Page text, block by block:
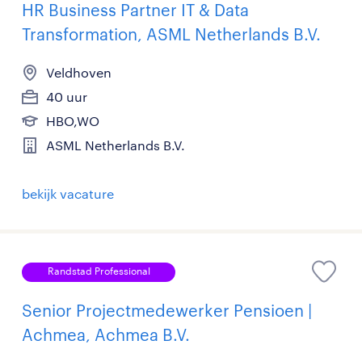
HR Business Partner IT & Data
Transformation, ASML Netherlands B.V.
Veldhoven
40 uur
HBO,WO
ASML Netherlands B.V.
bekijk vacature
Randstad Professional
Senior Projectmedewerker Pensioen |
Achmea, Achmea B.V.